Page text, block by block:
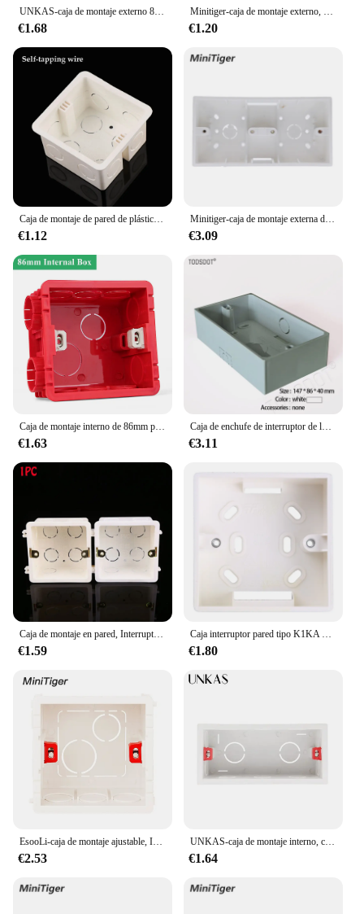
UNKAS-caja de montaje externo 86mm * 86mm * 34mm para 86mm, Interruptor táctil estándar y enchufe, aplique para cualquier posición de superficie de pared
€1.68
Minitiger-caja de montaje externo, 86mm x 86mm x 34mm para Interruptor táctil estándar de 86mm y enchufe aplicable para cualquier posición de la superficie de la pared
€1.20
Caja de montaje de pared de plástico PVC, Cassette de interruptor inferior oculto de unión, luz táctil para el hogar
€1.12
Minitiger-caja de montaje externa de 172mm x 86mm x 33mm para interruptores o enchufes de doble toque tipo 86, aplicable para cualquier posición de superficie de pared
€3.09
€1.63
Caja de enchufe de interruptor de lujo, montaje externo para luz táctil inteligente, interruptor de pared, 6 Entradas, blanco, negro, gris, dorado, 147x86x40mm
€3.11
€1.59 €1.80
€2.53
UNKAS-caja de montaje interno, casete trasero para Interruptor táctil de luz de pared y enchufe USB, supercalidad, 144mm x 67,5mm, 154mm x 72mm
€1.64